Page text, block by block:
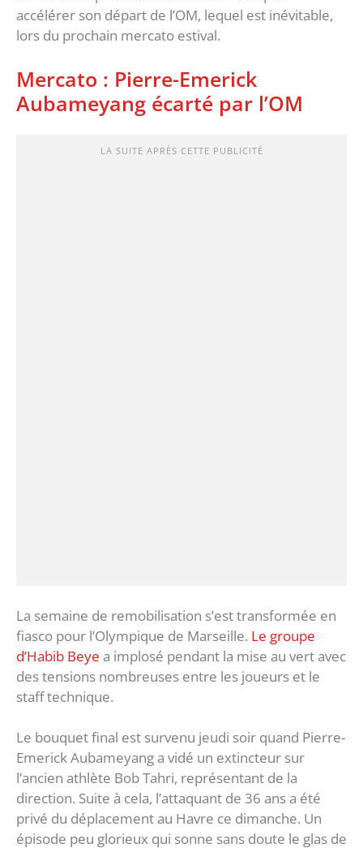
accélérer son départ de l’OM, lequel est inévitable,
lors du prochain mercato estival.
Mercato : Pierre-Emerick
Aubameyang écarté par l’OM
LA SUITE APRÈS CETTE PUBLICITÉ
La semaine de remobilisation s’est transformée en
fiasco pour l’Olympique de Marseille. Le groupe
d’Habib Beye a implosé pendant la mise au vert avec
des tensions nombreuses entre les joueurs et le
staff technique.
Le bouquet final est survenu jeudi soir quand Pierre-
Emerick Aubameyang a vidé un extincteur sur
l’ancien athlète Bob Tahri, représentant de la
direction. Suite à cela, l’attaquant de 36 ans a été
privé du déplacement au Havre ce dimanche. Un
épisode peu glorieux qui sonne sans doute le glas de